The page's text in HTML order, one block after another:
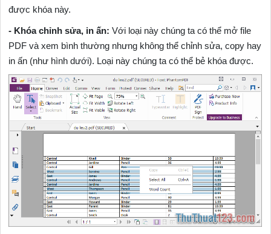
được khóa này.
- Khóa chỉnh sửa, in ấn: Với loại này chúng ta có thể mở file
PDF và xem bình thường nhưng không thể chỉnh sửa, copy hay
in ấn (như hình dưới). Loại này chúng ta có thể bẻ khóa được.